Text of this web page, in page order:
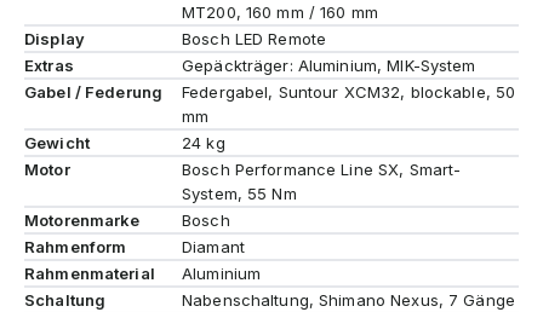
MT200, 160 mm / 160 mm
Display
Bosch LED Remote
Extras
Gepäckträger: Aluminium, MIK-System
Gabel / Federung
Federgabel, Suntour XCM32, blockable, 50
mm
Gewicht
24 kg
Motor
Bosch Performance Line SX, Smart-
System, 55 Nm
Motorenmarke
Bosch
Rahmenform
Diamant
Rahmenmaterial
Aluminium
Schaltung
Nabenschaltung, Shimano Nexus, 7 Gänge